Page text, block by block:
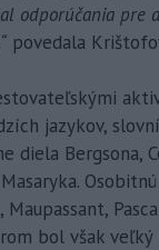
odporúčania pre
povedala
jazykov,
diela Bergsona,
Maupassant,
bol však